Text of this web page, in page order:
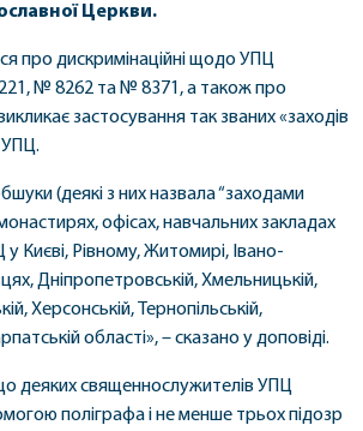
Церкви.
про дискримінаційні щодо УПЦ
№ 8262 та № 8371, а також про
застосування так званих «заходів
(деякі з них назвала “заходами
офісах, навчальних закладах
Києві, Рівному, Житомирі, Івано-
Дніпропетровській, Хмельницькій,
Херсонській, Тернопільській,
області», – сказано у доповіді.
деяких священнослужителів УПЦ
поліграфа і не менше трьох підозр